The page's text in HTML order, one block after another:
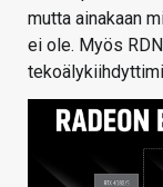
mutta ainakaan
ei ole. Myös